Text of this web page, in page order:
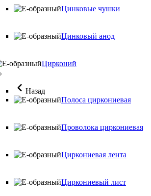
Цинковые чушки
Цинковый анод
Цирконий
Назад
Полоса циркониевая
Проволока циркониевая
Циркониевая лента
Циркониевый лист